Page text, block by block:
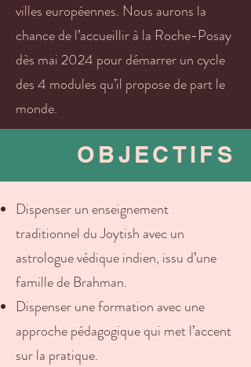
villes européennes. Nous aurons la
chance de l’accueillir à la Roche-Posay
dès mai 2024 pour démarrer un cycle
des 4 modules qu’il propose de part le
monde.
OBJECTIFS
Dispenser un enseignement
traditionnel du Joytish avec un
astrologue védique indien, issu d’une
famille de Brahman.
Dispenser une formation avec une
approche pédagogique qui met l’accent
sur la pratique.